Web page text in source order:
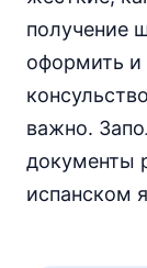
получение
оформить и
важно.
документы
испанском